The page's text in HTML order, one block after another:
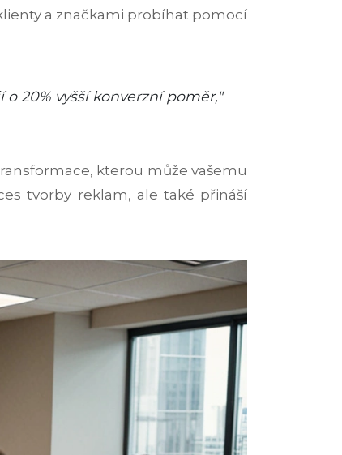
a značkami probíhat pomocí
20% vyšší konverzní poměr,"
kterou může vašemu
tvorby reklam, ale také přináší